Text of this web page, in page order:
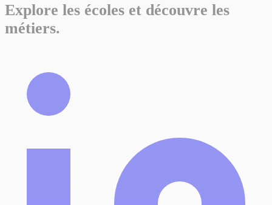
Explore les écoles et découvre les
métiers.